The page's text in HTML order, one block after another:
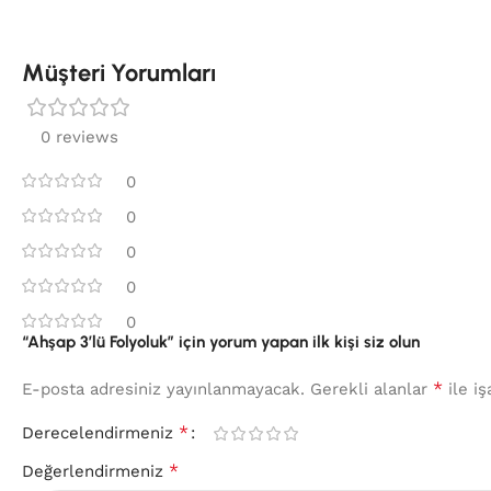
Müşteri Yorumları
0 reviews
0
0
0
0
0
“Ahşap 3’lü Folyoluk” için yorum yapan ilk kişi siz olun
E-posta adresiniz yayınlanmayacak. Gerekli alanlar * ile
Derecelendirmeniz *
Değerlendirmeniz *